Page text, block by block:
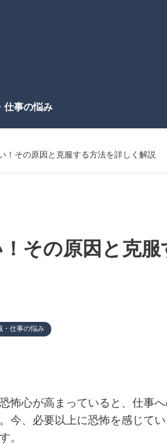
仕事の悩み
！その原因と克服する方法を詳しく解説
その原因と克服
・仕事の悩み
怖心が高まっていると、仕事
今、必要以上に恐怖を感じて
。